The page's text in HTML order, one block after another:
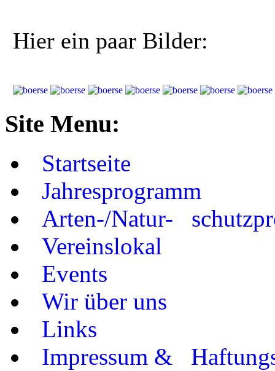
Hier ein paar Bilder:
Site Menu:
Startseite
Jahresprogramm
Arten-/Natur-
Vereinslokal
Events
Wir über uns
Links
Impressum &